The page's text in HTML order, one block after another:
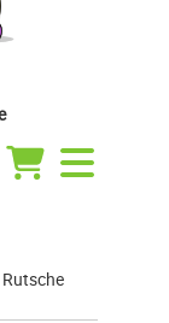
Navigation
umschalten